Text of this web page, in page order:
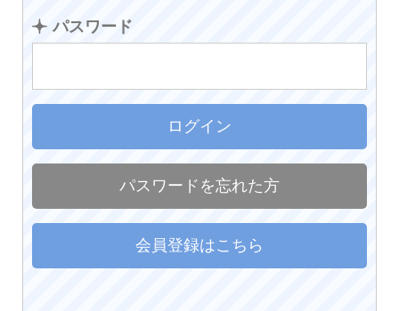
パスワード
ログイン
パスワードを忘れた方
会員登録はこちら